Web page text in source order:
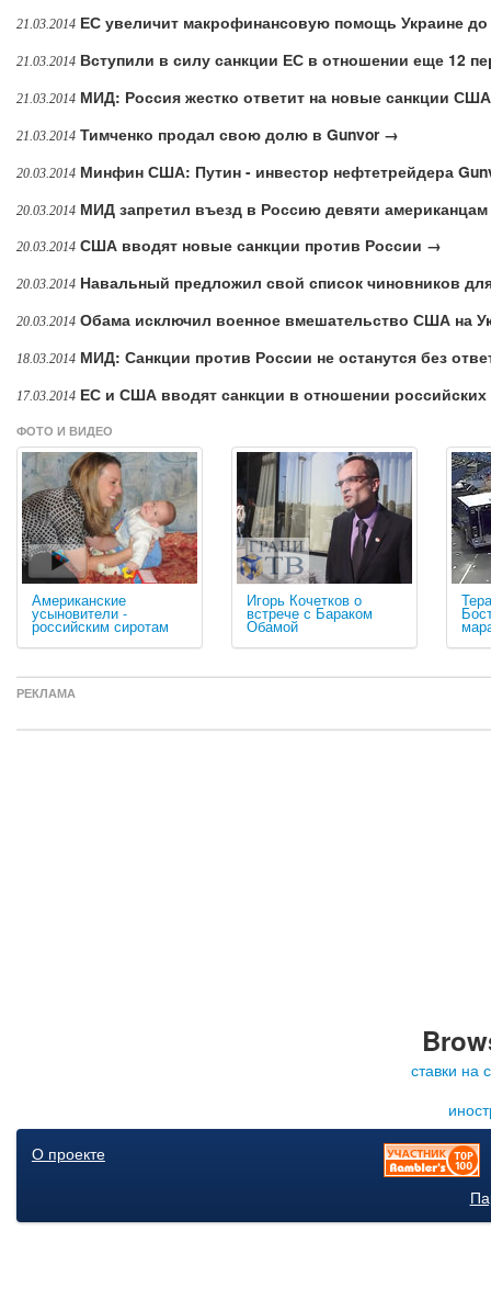
21.03.2014 ЕС увеличит макрофинансовую помощь Украине
21.03.2014 Вступили в силу санкции ЕС в отношении еще 12
21.03.2014 МИД: Россия жестко ответит на новые санкции
21.03.2014 Тимченко продал свою долю в Gunvor →
20.03.2014 Минфин США: Путин - инвестор нефтетрейдера
20.03.2014 МИД запретил въезд в Россию девяти
20.03.2014 США вводят новые санкции против России →
20.03.2014 Навальный предложил свой список чиновников
20.03.2014 Обама исключил военное вмешательство США на
18.03.2014 МИД: Санкции против России не останутся без
17.03.2014 ЕС и США вводят санкции в отношении
ФОТО И ВИДЕО
Американские
усыновители -
российским сиротам
Игорь Кочетков о
встрече с Бараком
Обамой
РЕКЛАМА
ставки на
О проекте